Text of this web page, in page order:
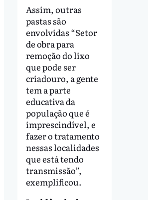
Assim, outras
pastas são
envolvidas “Setor
de obra para
remoção do lixo
que pode ser
criadouro, a gente
tem a parte
educativa da
população que é
imprescindível, e
fazer o tratamento
nessas localidades
que está tendo
transmissão”,
exemplificou.